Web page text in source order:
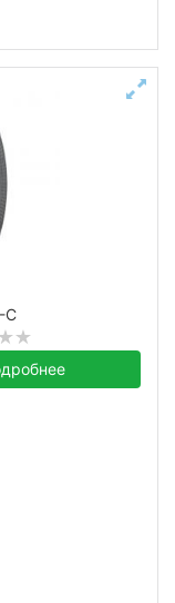
C